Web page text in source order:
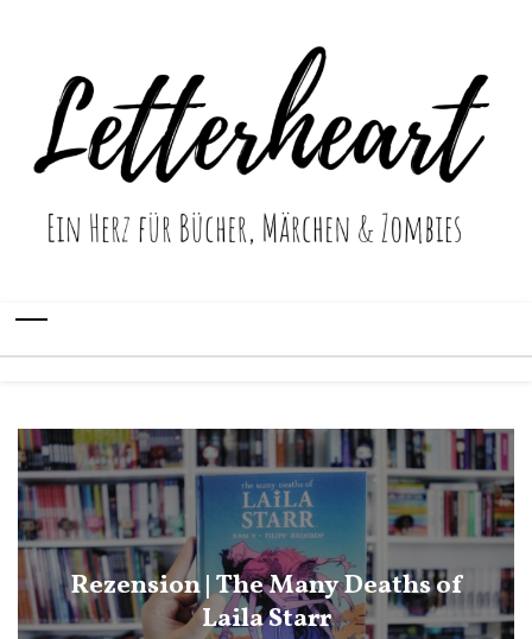
Rezension | The Many Deaths of
Laila Starr